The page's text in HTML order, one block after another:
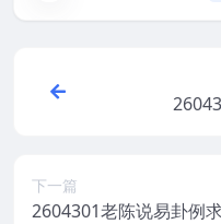
下一篇
2604301老陈说易卦例